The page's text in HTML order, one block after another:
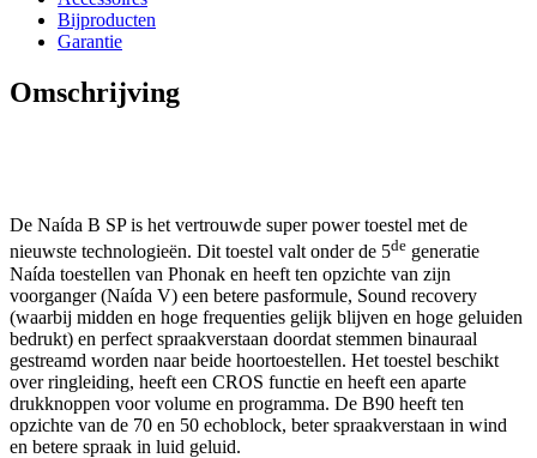
Bijproducten
Garantie
Omschrijving
De Naída B SP is het vertrouwde super power toestel met de
nieuwste technologieën. Dit toestel valt onder de 5de generatie
Naída toestellen van Phonak en heeft ten opzichte van zijn
voorganger (Naída V) een betere pasformule, Sound recovery
(waarbij midden en hoge frequenties gelijk blijven en hoge geluiden
bedrukt) en perfect spraakverstaan doordat stemmen binauraal
gestreamd worden naar beide hoortoestellen. Het toestel beschikt
over ringleiding, heeft een CROS functie en heeft een aparte
drukknoppen voor volume en programma. De B90 heeft ten
opzichte van de 70 en 50 echoblock, beter spraakverstaan in wind
en betere spraak in luid geluid.